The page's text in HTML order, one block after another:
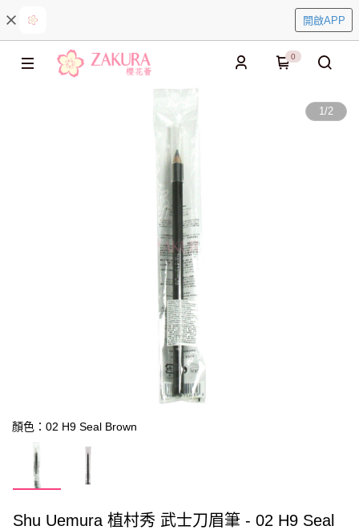
開啟APP
0
1/2
顏色：02 H9 Seal Brown
Shu Uemura 植村秀 武士刀眉筆 - 02 H9 Seal